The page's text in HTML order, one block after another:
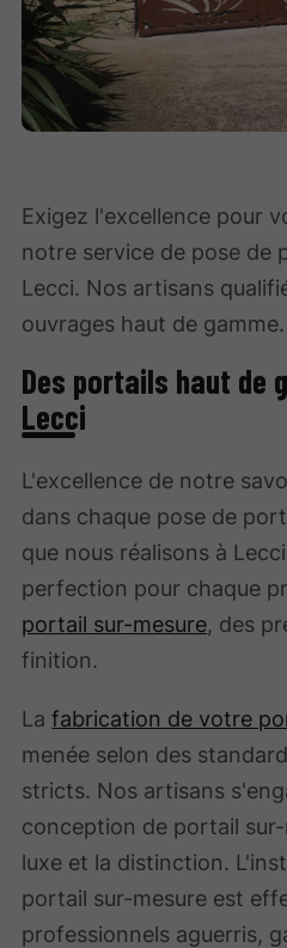
Exigez l'excellence pour
notre service de pose de
Lecci. Nos artisans
ouvrages haut de gamme.
Des portails haut de
Lecci
L'excellence de notre
dans chaque pose de
que nous réalisons à
perfection pour chaque
portail sur-mesure, des
finition.
Lafabrication de votre
menée selon des
stricts. Nos artisans
conception de portail
luxe et la distinction.
portail sur-mesure est
professionnels aguerris,